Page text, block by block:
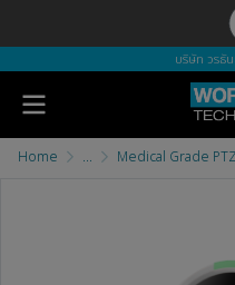
บริษัท วรธั
Home ... Medical Grade PTZ